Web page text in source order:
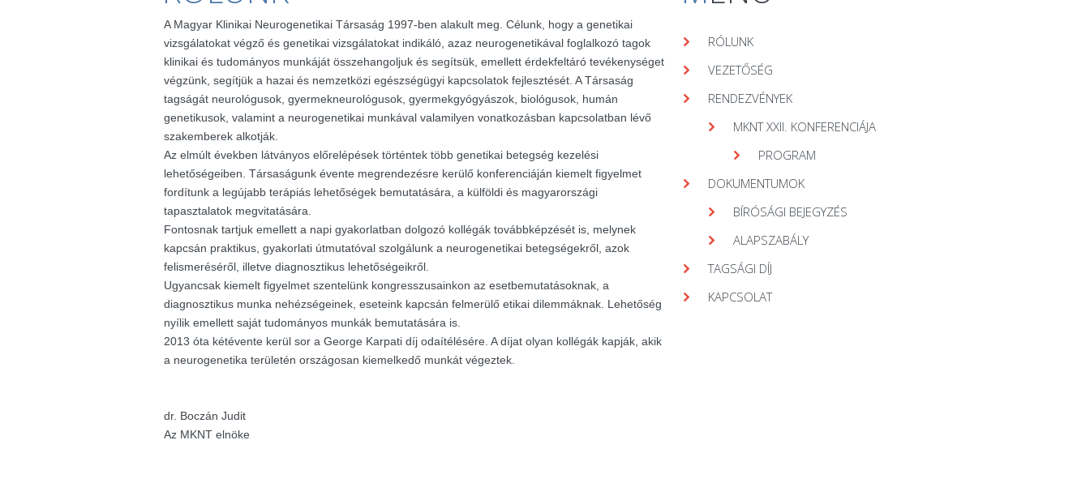
A Magyar Klinikai Neurogenetikai Társaság 1997-ben alakult meg. Célunk, hogy a genetikai
vizsgálatokat végző és genetikai vizsgálatokat indikáló, azaz neurogenetikával foglalkozó tagok
klinikai és tudományos munkáját összehangoljuk és segítsük, emellett érdekfeltáró tevékenységet
végzünk, segítjük a hazai és nemzetközi egészségügyi kapcsolatok fejlesztését. A Társaság
tagságát neurológusok, gyermekneurológusok, gyermekgyógyászok, biológusok, humán
genetikusok, valamint a neurogenetikai munkával valamilyen vonatkozásban kapcsolatban lévő
szakemberek alkotják.
Az elmúlt években látványos előrelépések történtek több genetikai betegség kezelési
lehetőségeiben. Társaságunk évente megrendezésre kerülő konferenciáján kiemelt figyelmet
fordítunk a legújabb terápiás lehetőségek bemutatására, a külföldi és magyarországi
tapasztalatok megvitatására.
Fontosnak tartjuk emellett a napi gyakorlatban dolgozó kollégák továbbképzését is, melynek
kapcsán praktikus, gyakorlati útmutatóval szolgálunk a neurogenetikai betegségekről, azok
felismeréséről, illetve diagnosztikus lehetőségeikről.
Ugyancsak kiemelt figyelmet szentelünk kongresszusainkon az esetbemutatásoknak, a
diagnosztikus munka nehézségeinek, eseteink kapcsán felmerülő etikai dilemmáknak. Lehetőség
nyílik emellett saját tudományos munkák bemutatására is.
2013 óta kétévente kerül sor a George Karpati díj odaítélésére. A díjat olyan kollégák kapják, akik
a neurogenetika területén országosan kiemelkedő munkát végeztek.
dr. Boczán Judit
Az MKNT elnöke
RÓLUNK
VEZETŐSÉG
RENDEZVÉNYEK
MKNT XXII. KONFERENCIÁJA
PROGRAM
DOKUMENTUMOK
BÍRÓSÁGI BEJEGYZÉS
ALAPSZABÁLY
TAGSÁGI DÍJ
KAPCSOLAT